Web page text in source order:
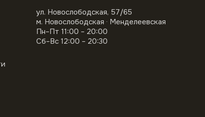
ул. Новослободская, 57/65
м. Новослободская · Менделеевская
Пн–Пт 11:00 – 20:00
Сб–Вс 12:00 – 20:30